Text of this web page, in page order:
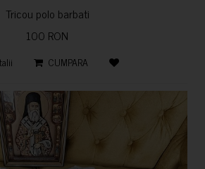
Tricou polo barbati
100 RON
CUMPARA